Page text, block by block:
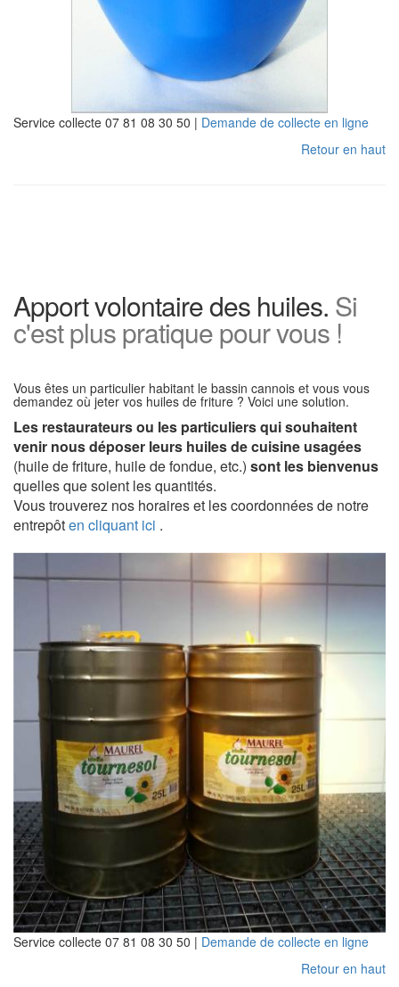
Service collecte 07 81 08 30 50 | Demande de collecte en ligne
Retour en haut
Apport volontaire des huiles. Si
c'est plus pratique pour vous !
Vous êtes un particulier habitant le bassin cannois et vous vous
demandez où jeter vos huiles de friture ? Voici une solution.
Les restaurateurs ou les particuliers qui souhaitent
venir nous déposer leurs huiles de cuisine usagées
(huile de friture, huile de fondue, etc.) sont les bienvenus
quelles que soient les quantités.
Vous trouverez nos horaires et les coordonnées de notre
entrepôten cliquant ici .
Service collecte 07 81 08 30 50 | Demande de collecte en ligne
Retour en haut